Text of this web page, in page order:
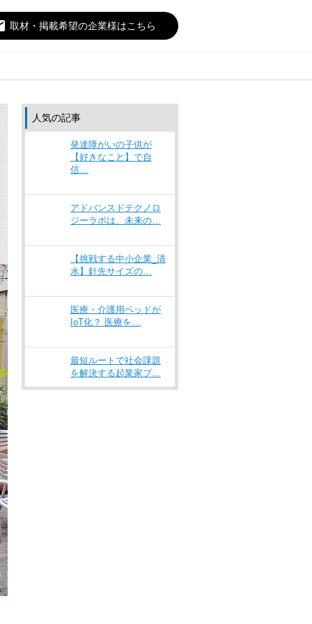
取材・掲載希望の企業様はこちら
人気の記事
発達障がいの子供が
【好きなこと】で自
信…
アドバンスドテクノロ
ジーラボは、未来の…
【挑戦する中小企業_清
水】針先サイズの…
医療・介護用ベッドが
IoT化？ 医療を…
最短ルートで社会課題
を解決する起業家プ…